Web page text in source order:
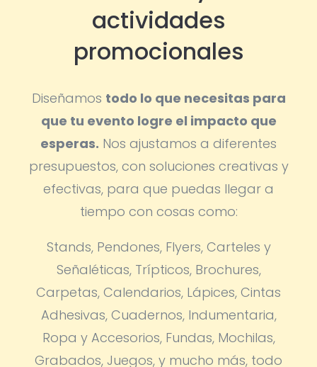
actividades
promocionales
Diseñamos todo lo que necesitas para
que tu evento logre el impacto que
esperas. Nos ajustamos a diferentes
presupuestos, con soluciones creativas y
efectivas, para que puedas llegar a
tiempo con cosas como:
Stands, Pendones, Flyers, Carteles y
Señaléticas, Trípticos, Brochures,
Carpetas, Calendarios, Lápices, Cintas
Adhesivas, Cuadernos, Indumentaria,
Ropa y Accesorios, Fundas, Mochilas,
Grabados, Juegos, y mucho más, todo